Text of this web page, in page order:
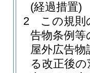
(経過措置)
2
この規則
告物条例
屋外広告
る改正後